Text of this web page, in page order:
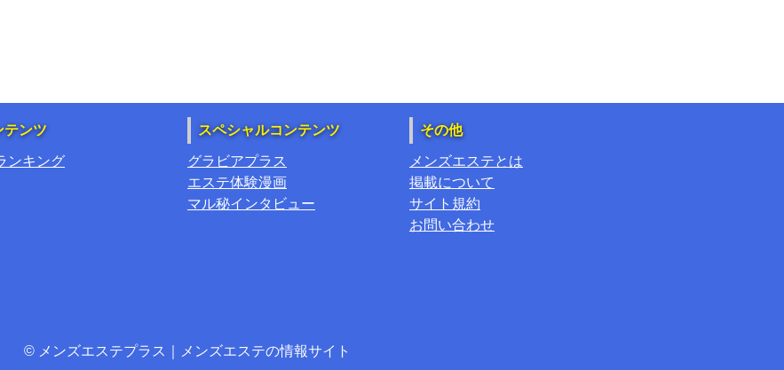
テンツ
ンキング
スペシャルコンテンツ
グラビアプラス
エステ体験漫画
マル秘インタビュー
その他
メンズエステとは
掲載について
サイト規約
お問い合わせ
© メンズエステプラス｜メンズエステの情報サイト